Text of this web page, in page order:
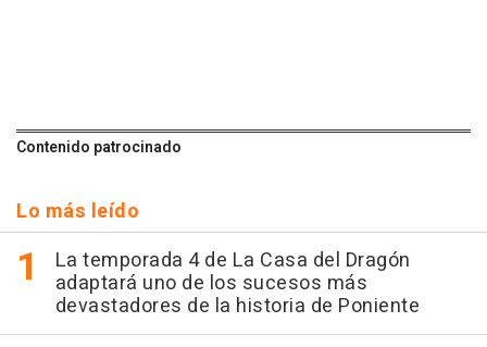
Contenido patrocinado
Lo más leído
La temporada 4 de La Casa del Dragón
adaptará uno de los sucesos más
devastadores de la historia de Poniente